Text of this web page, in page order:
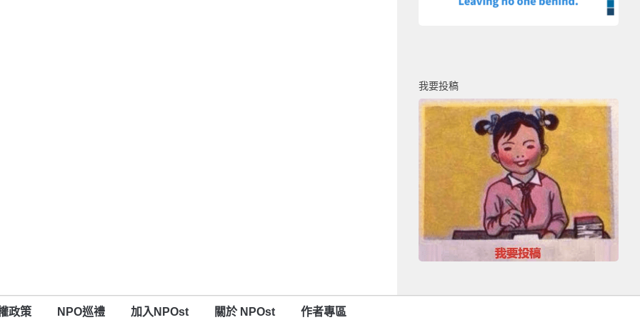
我要投稿
政策 NPO巡禮 加入NPOst 關於 NPOst 作者專區